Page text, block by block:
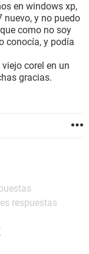
en windows xp,
nuevo, y no puedo
como no soy
conocía, y podía
corel en un
gracias.
respuestas